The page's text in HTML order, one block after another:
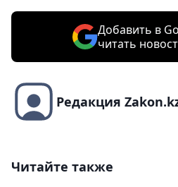
Добавить в
читать
Редакция
Читайте также